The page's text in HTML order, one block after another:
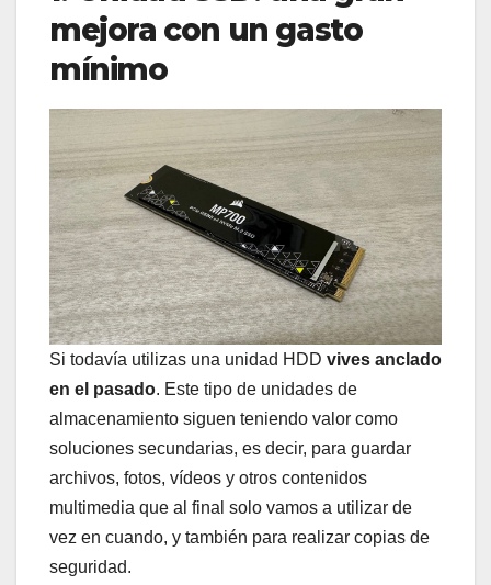
mejora con un gasto
mínimo
Si todavía utilizas una unidad HDD vives anclado
en el pasado. Este tipo de unidades de
almacenamiento siguen teniendo valor como
soluciones secundarias, es decir, para guardar
archivos, fotos, vídeos y otros contenidos
multimedia que al final solo vamos a utilizar de
vez en cuando, y también para realizar copias de
seguridad.